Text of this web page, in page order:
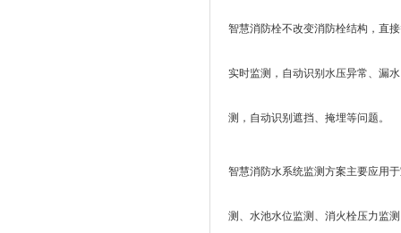
智慧消防栓不改变消防栓结构，直
实时监测，自动识别水压异常、漏
测，自动识别遮挡、掩埋等问题。
智慧消防水系统监测方案主要应用
测、水池水位监测、消火栓压力监